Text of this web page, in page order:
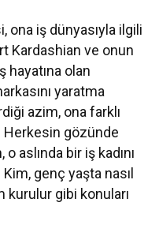
ona iş dünyasıyla ilgili
Kardashian ve onun
hayatına olan
yaratma
azim, ona farklı
Herkesin gözünde
aslında bir iş kadını
genç yaşta nasıl
kurulur gibi konuları